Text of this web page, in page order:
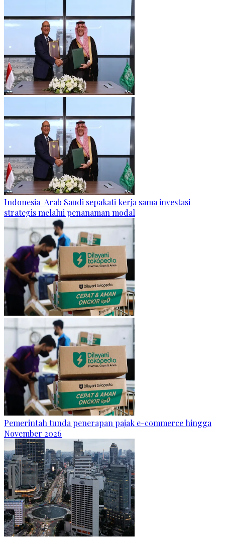
Indonesia-Arab Saudi sepakati kerja sama investasi
strategis melalui penanaman modal
Pemerintah tunda penerapan pajak e-commerce hingga
November 2026